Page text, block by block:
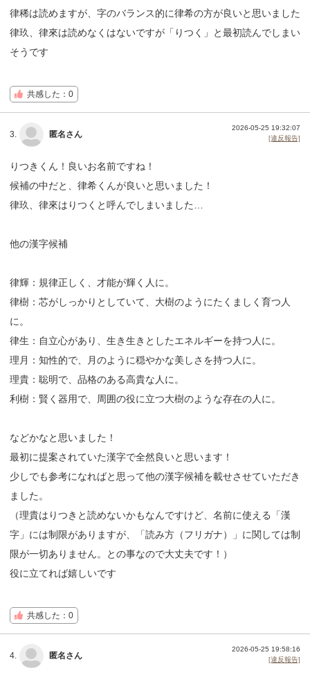
律稀は読めますが、字のバランス的に律希の方が良いと思いました
律玖、律來は読めなくはないですが「りつく」と最初読んでしまい
そうです
共感した：0
3. 匿名さん
2026-05-25 19:32:07
[違反報告]
りつきくん！良いお名前ですね！
候補の中だと、律希くんが良いと思いました！
律玖、律來はりつくと呼んでしまいました…
他の漢字候補
律輝：規律正しく、才能が輝く人に。
律樹：芯がしっかりとしていて、大樹のようにたくましく育つ人
に。
律生：自立心があり、生き生きとしたエネルギーを持つ人に。
理月：知性的で、月のように穏やかな美しさを持つ人に。
理貴：聡明で、品格のある高貴な人に。
利樹：賢く器用で、周囲の役に立つ大樹のような存在の人に。
などかなと思いました！
最初に提案されていた漢字で全然良いと思います！
少しでも参考になればと思って他の漢字候補を載せさせていただき
ました。
（理貴はりつきと読めないかもなんですけど、名前に使える「漢
字」には制限がありますが、「読み方（フリガナ）」に関しては制
限が一切ありません。との事なので大丈夫です！）
役に立てれば嬉しいです
共感した：0
4. 匿名さん
2026-05-25 19:58:16
[違反報告]